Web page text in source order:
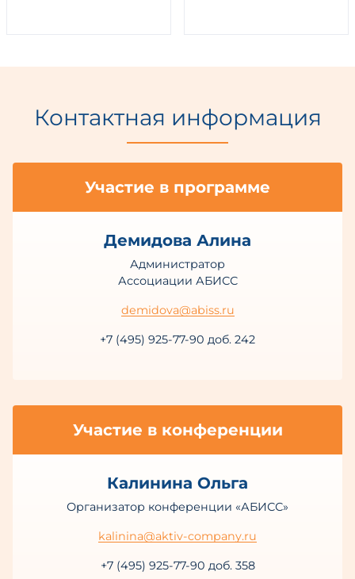
Контактная информация
Участие в программе
Демидова Алина
Администратор
Ассоциации АБИСС
demidova@abiss.ru
+7 (495) 925-77-90 доб. 242
Участие в конференции
Калинина Ольга
Организатор конференции «АБИСС»
kalinina@aktiv-company.ru
+7 (495) 925-77-90 доб. 358